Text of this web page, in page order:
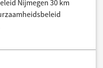
Nijmegen 30 km